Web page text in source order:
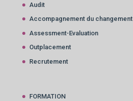
Audit
Accompagnement du changement
Assessment-Evaluation
Outplacement
Recrutement
FORMATION